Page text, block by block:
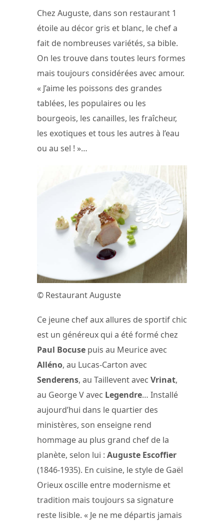
Chez Auguste, dans son restaurant 1
étoile au décor gris et blanc, le chef a
fait de nombreuses variétés, sa bible.
On les trouve dans toutes leurs formes
mais toujours considérées avec amour.
« J’aime les poissons des grandes
tablées, les populaires ou les
bourgeois, les canailles, les fraîcheur,
les exotiques et tous les autres à l’eau
ou au sel ! »…
© Restaurant Auguste
Ce jeune chef aux allures de sportif chic
est un généreux qui a été formé chez
Paul Bocuse puis au Meurice avec
Alléno, au Lucas-Carton avec
Senderens, au Taillevent avec Vrinat,
au George V avec Legendre… Installé
aujourd’hui dans le quartier des
ministères, son enseigne rend
hommage au plus grand chef de la
planète, selon lui : Auguste Escoffier
(1846-1935). En cuisine, le style de Gaël
Orieux oscille entre modernisme et
tradition mais toujours sa signature
reste lisible. « Je ne me départis jamais